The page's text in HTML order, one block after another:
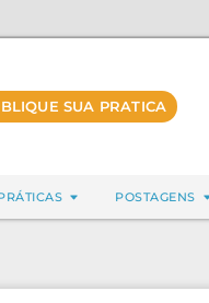
SUA PRATICA
POSTAGENS